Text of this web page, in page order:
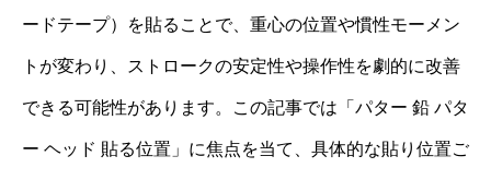
ードテープ）を貼ることで、重心の位置や慣性モーメン
トが変わり、ストロークの安定性や操作性を劇的に改善
できる可能性があります。この記事では「パター 鉛 パタ
ー ヘッド 貼る位置」に焦点を当て、具体的な貼り位置ご